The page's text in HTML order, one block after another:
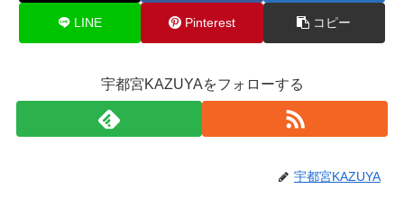
LINE Pinterest コピー
宇都宮KAZUYAをフォローする
宇都宮KAZUYA